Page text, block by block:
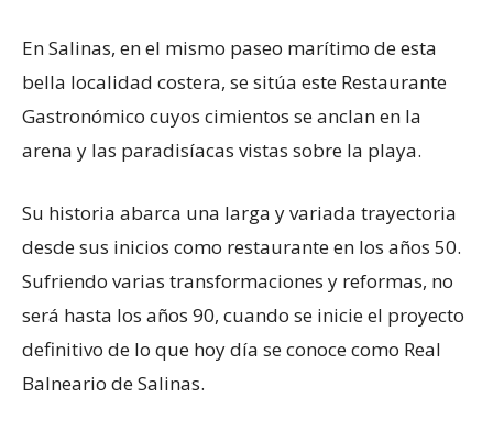
En Salinas, en el mismo paseo marítimo de esta
bella localidad costera, se sitúa este Restaurante
Gastronómico cuyos cimientos se anclan en la
arena y las paradisíacas vistas sobre la playa.
Su historia abarca una larga y variada trayectoria
desde sus inicios como restaurante en los años 50.
Sufriendo varias transformaciones y reformas, no
será hasta los años 90, cuando se inicie el proyecto
definitivo de lo que hoy día se conoce como Real
Balneario de Salinas.